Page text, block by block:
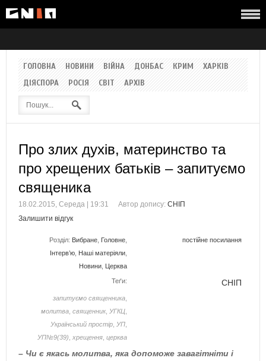
ГОЛОВНА НОВИНИ ВІЙНА ДОНБАС КРИМ
ХАРКІВ
ДІЯСПОРА
РОСІЯ СВІТ АРХІВ
Про злих духів, материнство та
про хрещених батьків – запитуємо
священика
18.02.2015, Середа | 19:31 Автор допису: СНІП
Залишити відгук
Розділ: Вибране Головне
Інтерв’ю Наші матеріяли
Новини Церква
постійне посилання
Теґи:
запитуємо священника
молитва священник УГКЦ
Український простір УП
УП№9(39)
хрещення церква
СНІП
– Чи є якась молитва, яка допоможе завагітніти і